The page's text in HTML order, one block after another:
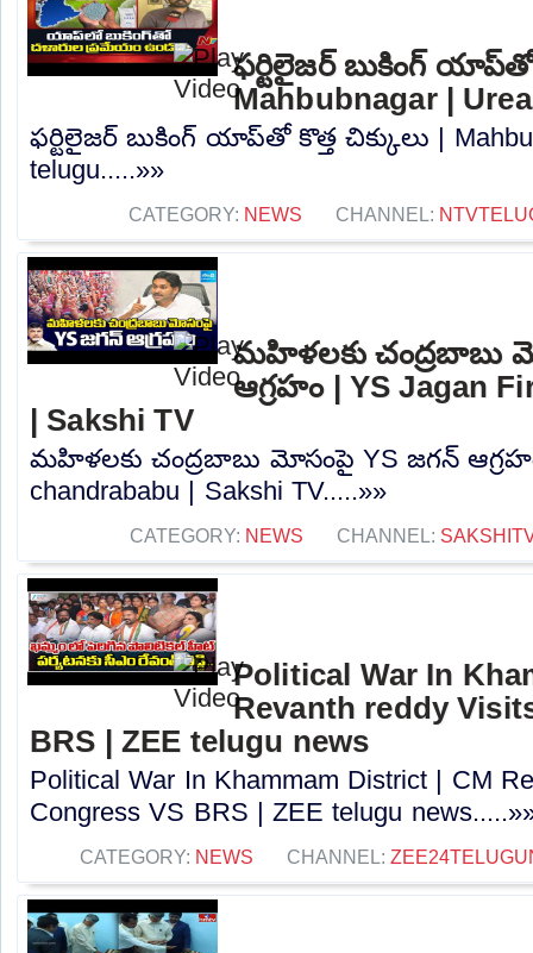
ఫర్టిలైజర్ బుకింగ్ యాప్‌తో
Mahbubnagar |
ఫర్టిలైజర్ బుకింగ్ యాప్‌తో కొత్త చిక్కులు |
telugu.....»»
CATEGORY: NEWS CHANNEL:
మహిళలకు చంద్రబాబు
ఆగ్రహం | YS Jagan
| Sakshi TV
మహిళలకు చంద్రబాబు మోసంపై YS జగన్ ఆగ్రహం
chandrababu | Sakshi TV.....»»
CATEGORY: NEWS CHANNEL:
Political War In
Revanth reddy
BRS | ZEE telugu news
Political War In Khammam District | CM
Congress VS BRS | ZEE telugu
CATEGORY: NEWS CHANNEL: